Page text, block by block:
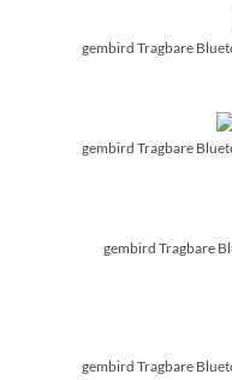
gembird Tragbare
gembird Tragbare
gembird Tragbare
gembird Tragbare